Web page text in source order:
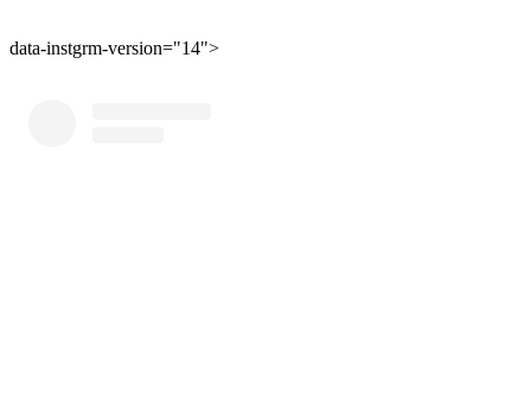
data-instgrm-version="14">